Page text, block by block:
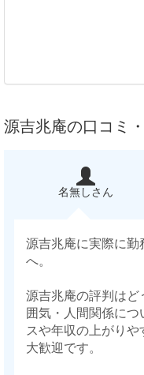
源吉兆庵の口コミ
名無しさん
源吉兆庵に実際に勤
へ。
源吉兆庵の評判はど
囲気・人間関係に
スや年収の上がり
大歓迎です。